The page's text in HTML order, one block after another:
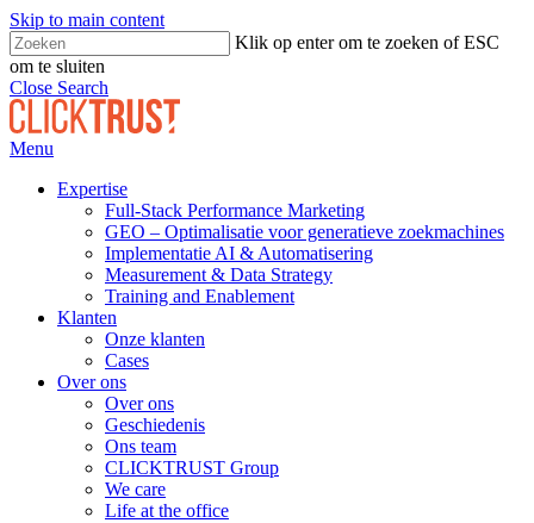
Skip to main content
Klik op enter om te zoeken of ESC
om te sluiten
Close Search
Menu
Expertise
Full-Stack Performance Marketing
GEO – Optimalisatie voor generatieve zoekmachines
Implementatie AI & Automatisering
Measurement & Data Strategy
Training and Enablement
Klanten
Onze klanten
Cases
Over ons
Over ons
Geschiedenis
Ons team
CLICKTRUST Group
We care
Life at the office